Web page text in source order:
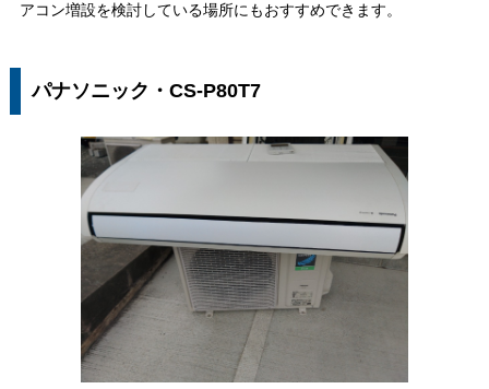
アコン増設を検討している場所にもおすすめできます。
パナソニック・CS-P80T7